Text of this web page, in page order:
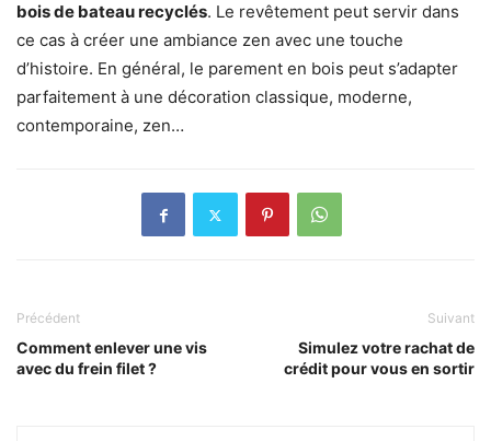
bois de bateau recyclés. Le revêtement peut servir dans
ce cas à créer une ambiance zen avec une touche
d’histoire. En général, le parement en bois peut s’adapter
parfaitement à une décoration classique, moderne,
contemporaine, zen…
Précédent
Comment enlever une vis
avec du frein filet ?
Suivant
Simulez votre rachat de
crédit pour vous en sortir